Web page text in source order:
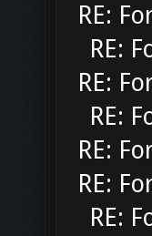
RE:
RE:
RE:
RE:
RE:
RE:
RE: